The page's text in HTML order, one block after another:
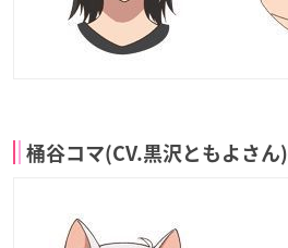
桶谷コマ(CV.黒沢ともよさん)